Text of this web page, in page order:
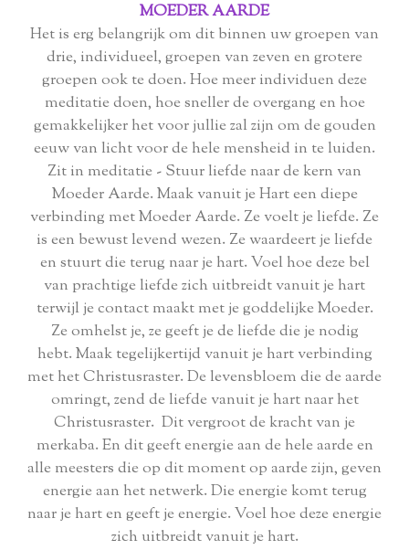
MOEDER AARDE
Het is erg belangrijk om dit binnen uw groepen van
drie, individueel, groepen van zeven en grotere
groepen ook te doen. Hoe meer individuen deze
meditatie doen, hoe sneller de overgang en hoe
gemakkelijker het voor jullie zal zijn om de gouden
eeuw van licht voor de hele mensheid in te luiden.
Zit in meditatie - Stuur liefde naar de kern van
Moeder Aarde. Maak vanuit je Hart een diepe
verbinding met Moeder Aarde. Ze voelt je liefde. Ze
is een bewust levend wezen. Ze waardeert je liefde
en stuurt die terug naar je hart. Voel hoe deze bel
van prachtige liefde zich uitbreidt vanuit je hart
terwijl je contact maakt met je goddelijke Moeder.
Ze omhelst je, ze geeft je de liefde die je nodig
hebt. Maak tegelijkertijd vanuit je hart verbinding
met het Christusraster. De levensbloem die de aarde
omringt, zend de liefde vanuit je hart naar het
Christusraster. Dit vergroot de kracht van je
merkaba. En dit geeft energie aan de hele aarde en
alle meesters die op dit moment op aarde zijn, geven
energie aan het netwerk. Die energie komt terug
naar je hart en geeft je energie. Voel hoe deze energie
zich uitbreidt vanuit je hart.